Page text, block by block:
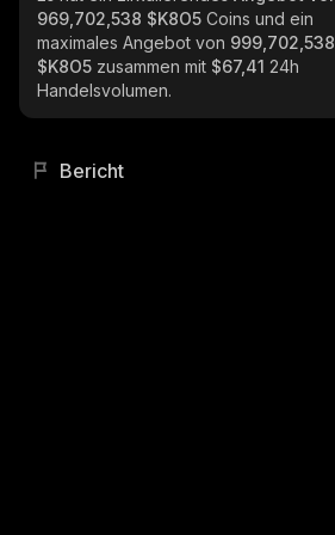
969,702,538 $K8O5 Coins und ein
maximales Angebot von 999,702,538
$K8O5 zusammen mit $67,41 24h
Handelsvolumen.
Bericht